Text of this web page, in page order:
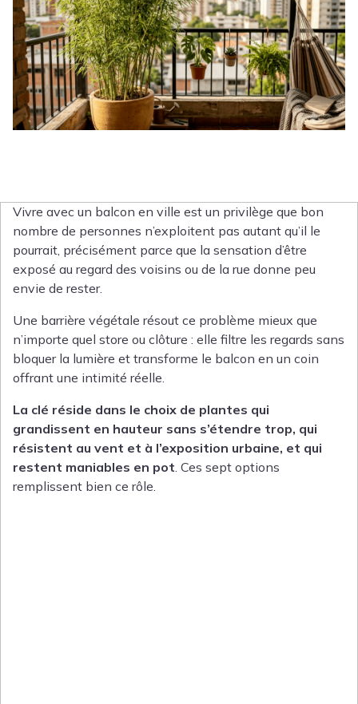
Vivre avec un balcon en ville est un privilège que bon
nombre de personnes n’exploitent pas autant qu’il le
pourrait, précisément parce que la sensation d’être
exposé au regard des voisins ou de la rue donne peu
envie de rester.
Une barrière végétale résout ce problème mieux que
n’importe quel store ou clôture : elle filtre les regards sans
bloquer la lumière et transforme le balcon en un coin
offrant une intimité réelle.
La clé réside dans le choix de plantes qui
grandissent en hauteur sans s’étendre trop, qui
résistent au vent et à l’exposition urbaine, et qui
restent maniables en pot. Ces sept options
remplissent bien ce rôle.